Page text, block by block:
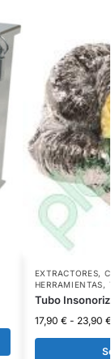
EXTRACTORES,
HERRAMIENTAS,
Tubo
17,90 € - 23,90 €